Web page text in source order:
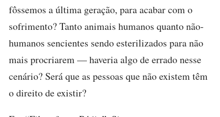
fôssemos a última geração, para acabar com o
sofrimento? Tanto animais humanos quanto não-
humanos sencientes sendo esterilizados para não
mais procriarem — haveria algo de errado nesse
cenário? Será que as pessoas que não existem têm
o direito de existir?